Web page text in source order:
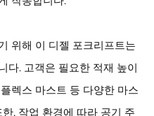
위해 이 디젤 포크리프트는
다. 고객은 필요한 적재 높이
렉스 마스트 등 다양한 마스
, 작업 환경에 따라 공기 주